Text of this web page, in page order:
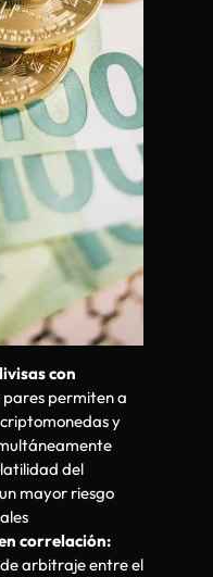
con
pares permiten a
y
del
mayor riesgo
correlación:
arbitraje entre el